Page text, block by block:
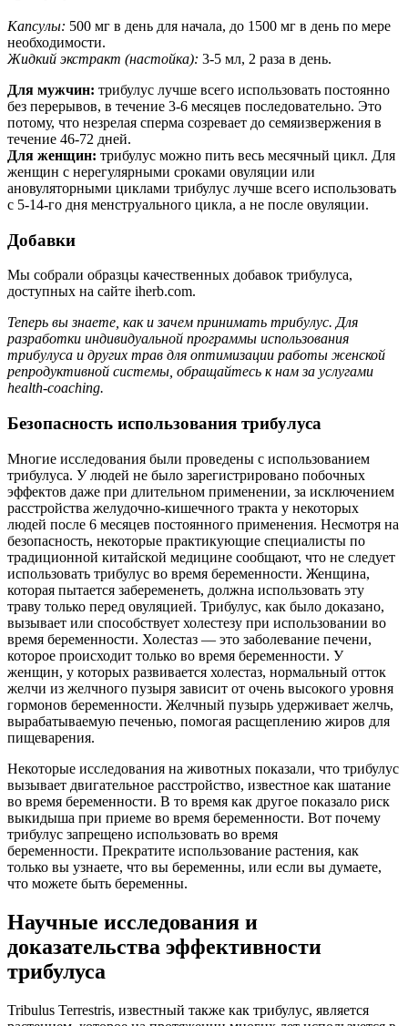
Капсулы: 500 мг в день для начала, до 1500 мг в день по мере
необходимости.
Жидкий экстракт (настойка): 3-5 мл, 2 раза в день.
Для мужчин: трибулус лучше всего использовать постоянно
без перерывов, в течение 3-6 месяцев последовательно. Это
потому, что незрелая сперма созревает до семяизвержения в
течение 46-72 дней.
Для женщин: трибулус можно пить весь месячный цикл. Для
женщин с нерегулярными сроками овуляции или
ановуляторными циклами трибулус лучше всего использовать
с 5-14-го дня менструального цикла, а не после овуляции.
Добавки
Мы собрали образцы качественных добавок трибулуса,
доступных на сайте iherb.com.
Теперь вы знаете, как и зачем принимать трибулус. Для
разработки индивидуальной программы использования
трибулуса и других трав для оптимизации работы женской
репродуктивной системы, обращайтесь к нам за услугами
health-coaching.
Безопасность использования трибулуса
Многие исследования были проведены с использованием
трибулуса. У людей не было зарегистрировано побочных
эффектов даже при длительном применении, за исключением
расстройства желудочно-кишечного тракта у некоторых
людей после 6 месяцев постоянного применения. Несмотря на
безопасность, некоторые практикующие специалисты по
традиционной китайской медицине сообщают, что не следует
использовать трибулус во время беременности. Женщина,
которая пытается забеременеть, должна использовать эту
траву только перед овуляцией. Трибулус, как было доказано,
вызывает или способствует холестезу при использовании во
время беременности. Холестаз — это заболевание печени,
которое происходит только во время беременности. У
женщин, у которых развивается холестаз, нормальный отток
желчи из желчного пузыря зависит от очень высокого уровня
гормонов беременности. Желчный пузырь удерживает желчь,
вырабатываемую печенью, помогая расщеплению жиров для
пищеварения.
Некоторые исследования на животных показали, что трибулус
вызывает двигательное расстройство, известное как шатание
во время беременности. В то время как другое показало риск
выкидыша при приеме во время беременности. Вот почему
трибулус запрещено использовать во время
беременности. Прекратите использование растения, как
только вы узнаете, что вы беременны, или если вы думаете,
что можете быть беременны.
Научные исследования и
доказательства эффективности
трибулуса
Tribulus Terrestris, известный также как трибулус, является